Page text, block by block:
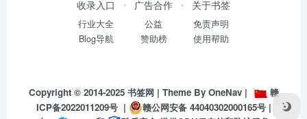
收录入口
行业大全
Blog导航
广告合作
公益
赞助榜
关于书签
免责声明
使用帮助
Copyright © 2014-2025 书签网 | Theme By OneNav|
赣
ICP备2022011209号| 赣公网安备 44040302000165号|